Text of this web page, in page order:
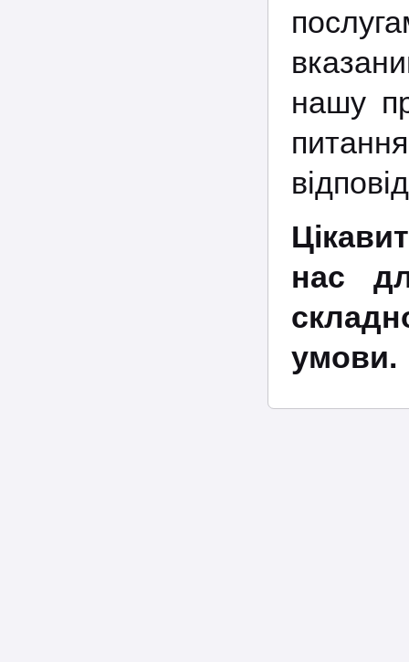
нашу
нас
умови.